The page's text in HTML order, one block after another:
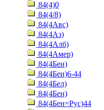
84(4)0
84(4/8)
84(4Авс)
84(4Аз)
84(4Алб)
84(4Амер)
84(4Беи)
84(4Беи)6-44
84(4Бел)
84(4Бен)
84(4Бен=Рус)44